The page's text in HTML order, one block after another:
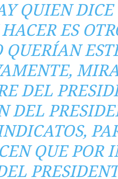
QUIEN
ES
QUERÍAN
DEL
DEL
QUE POR